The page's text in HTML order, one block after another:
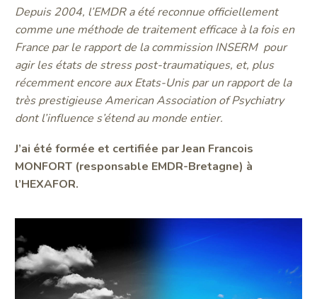
Depuis 2004, l’EMDR a été reconnue officiellement
comme une méthode de traitement efficace à la fois en
France par le rapport de la commission INSERM pour
agir les états de stress post-traumatiques, et, plus
récemment encore aux Etats-Unis par un rapport de la
très prestigieuse American Association of Psychiatry
dont l’influence s’étend au monde entier.
J’ai été formée et certifiée par Jean Francois
MONFORT (responsable EMDR-Bretagne) à
l’HEXAFOR.